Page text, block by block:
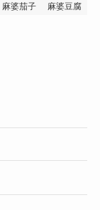
麻婆茄子
麻婆豆腐